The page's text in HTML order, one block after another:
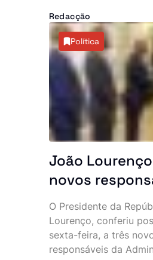
Investigação Criminal
esta sexta-feira, a
cidadãos angolanos
envolvimento no
uma alegada rede
tráfico de
ligações ao Brasil.
Redacção
Política
João
novos
exige
Executivo
convosco”
O Presidente da
Lourenço, conferiu
sexta-feira, a três
responsáveis da